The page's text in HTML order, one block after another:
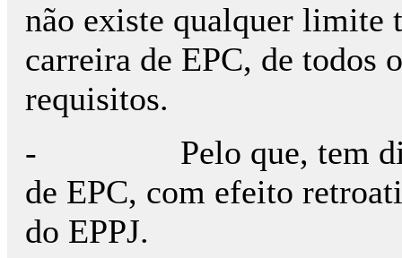
não existe qualquer limite
carreira de EPC, de todos
requisitos.
- Pelo que, tem
de EPC, com efeito
do EPPJ.